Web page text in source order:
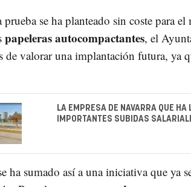
prueba se ha planteado sin coste para
papeleras autocompactantes, el
de valorar una implantación futura, ya
LA EMPRESA DE NAVARRA QUE HA
IMPORTANTES SUBIDAS
ha sumado así a una iniciativa que ya